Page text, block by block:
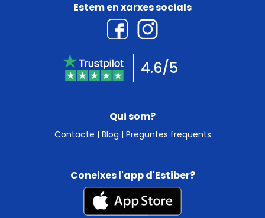
Qui som?
Contacte | Blog | Preguntes freqüents
Estem en xarxes socials
4.6/5
Coneixes l'app d'Estiber?